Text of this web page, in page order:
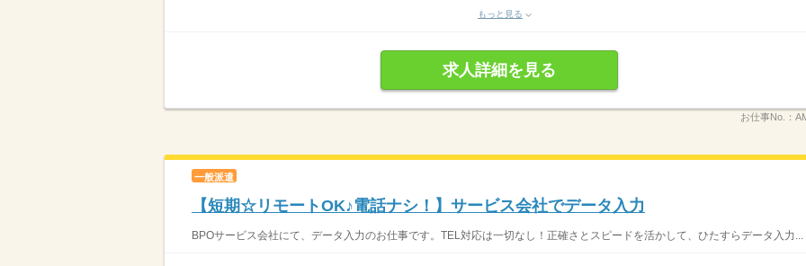
もっと見る
求人詳細を見る
お仕事No.：
一般派遣
【短期☆リモートOK♪電話ナシ！】サービス会社でデータ入力
BPOサービス会社にて、データ入力のお仕事です。TEL対応は一切なし！正確さとスピードを活かして、ひたすらデータ入力...